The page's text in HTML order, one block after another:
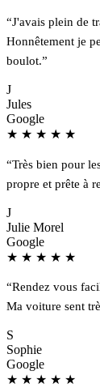
“J'avais plein de
Honnêtement je
boulot.”
J
Jules
Google
★ ★ ★ ★ ★
“Très bien pour
propre et prête à
J
Julie Morel
Google
★ ★ ★ ★ ★
“Rendez vous
Ma voiture sent
S
Sophie
Google
★ ★ ★ ★ ★